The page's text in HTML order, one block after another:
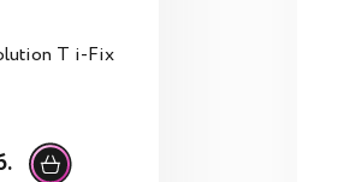
T i-Fix